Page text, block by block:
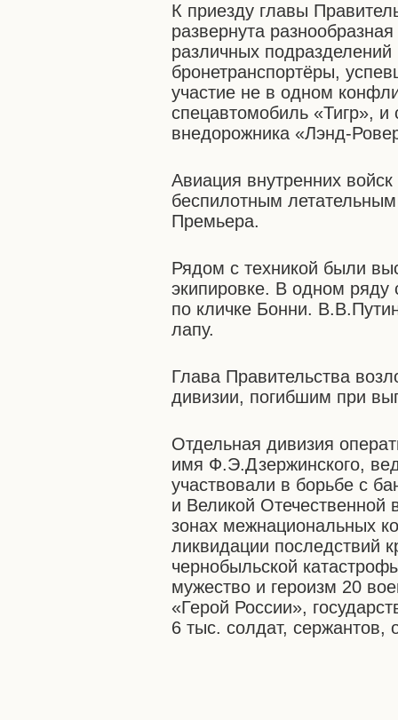
К приезду главы
развернута
различных
бронетранспортёры,
участие не в одном
спецавтомобиль «Тигр», и
внедорожника «Лэнд-
Авиация внутренних
беспилотным
Премьера.
Рядом с техникой были
экипировке. В одном ряду
по кличке Бонни.
лапу.
Глава Правительства
дивизии, погибшим при
Отдельная дивизия
имя Ф.Э.Дзержинского,
участвовали в борьбе с
и Великой Отечественной
зонах межнациональных
ликвидации последствий
чернобыльской
мужество и героизм 20
«Герой России»,
6 тыс. солдат, сержантов,